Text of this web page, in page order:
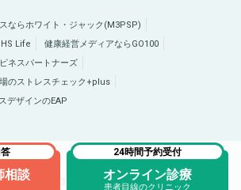
相談
24時間予約受付
オンライン診療
患者目線のクリニック
ならホワイト・ジャック(M3PSP)
Life
健康経営メディアならGO100
ネスパートナーズ
のストレスチェック+plus
デザインのEAP
ューライフ） 肥満症総合サイトならひまんラボ
2005-2026 M3, Inc. All Rights Reserved.